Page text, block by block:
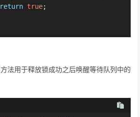
return true;
方法用于释放锁成功之后唤醒等待队列中的